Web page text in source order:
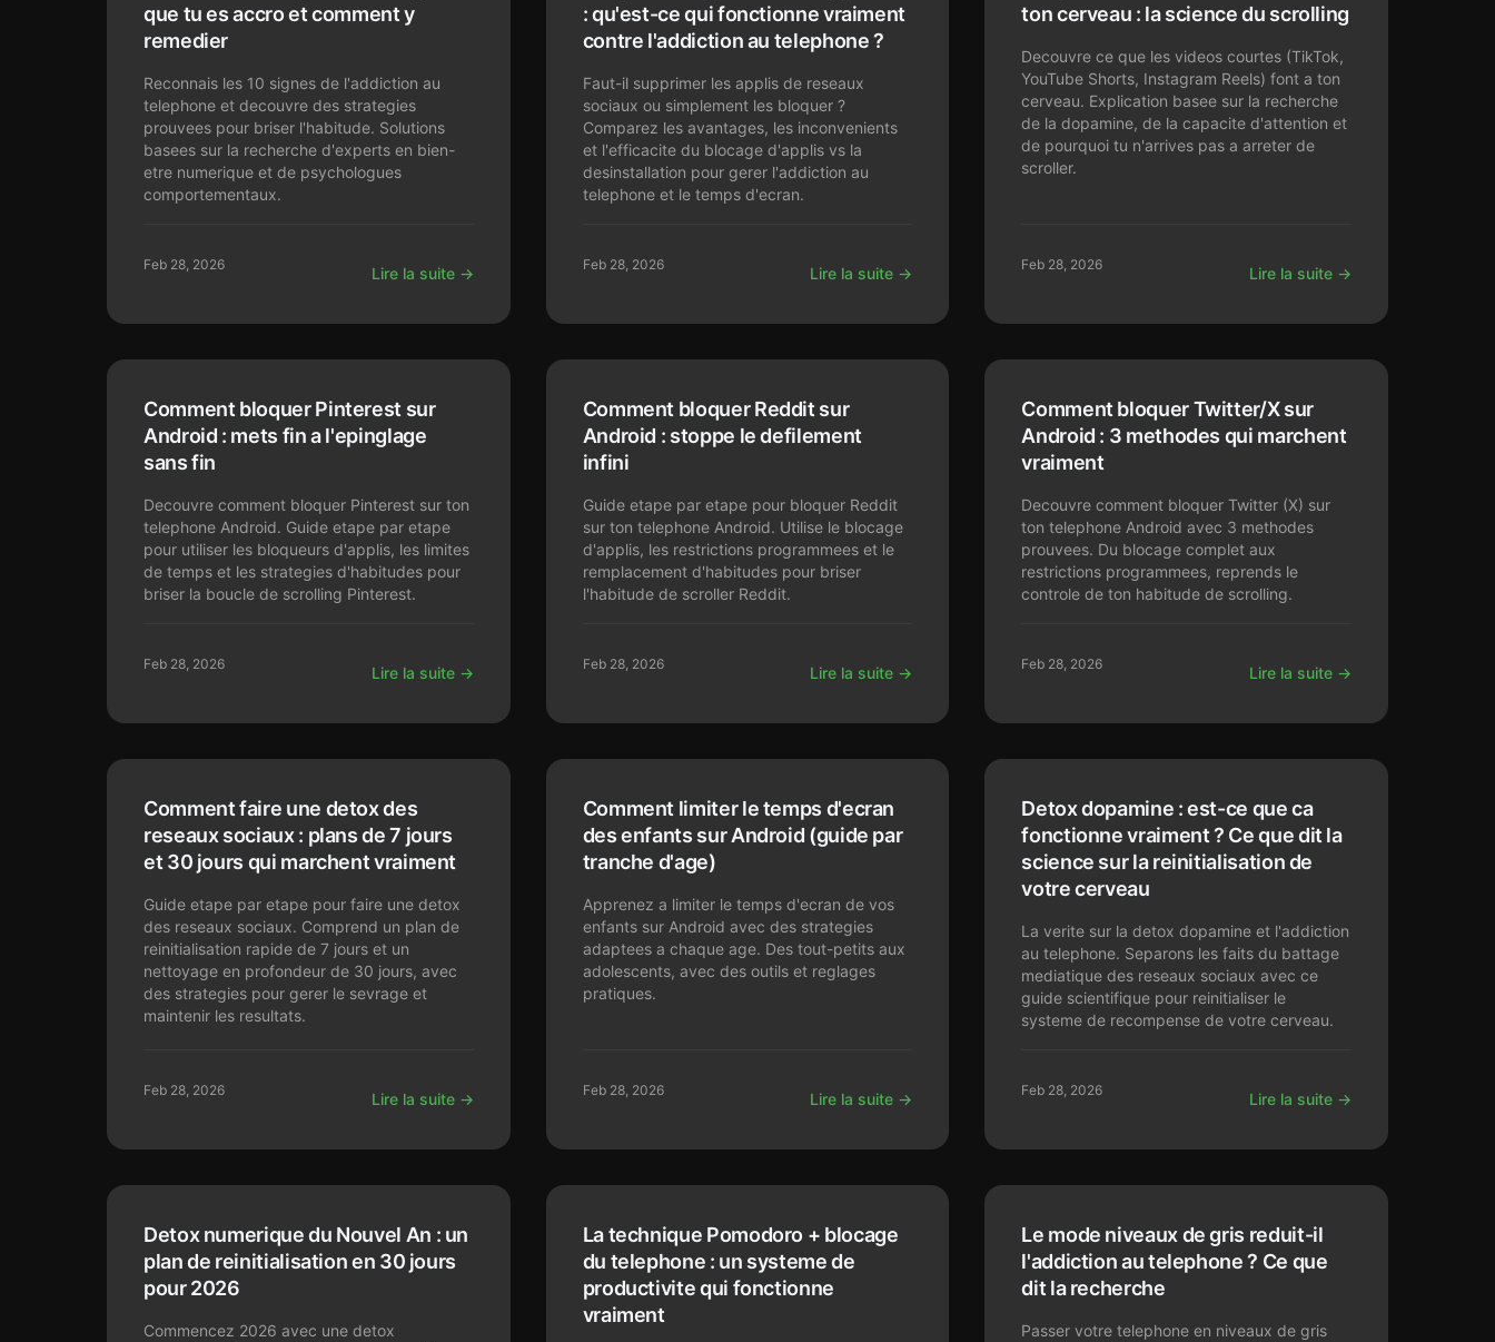
que tu es accro et comment y
remedier
Reconnais les 10 signes de l'addiction au
telephone et decouvre des strategies
prouvees pour briser l'habitude. Solutions
basees sur la recherche d'experts en bien-
etre numerique et de psychologues
comportementaux.
Feb 28, 2026 Lire la suite →
: qu'est-ce qui fonctionne vraiment
contre l'addiction au telephone ?
Faut-il supprimer les applis de reseaux
sociaux ou simplement les bloquer ?
Comparez les avantages, les inconvenients
et l'efficacite du blocage d'applis vs la
desinstallation pour gerer l'addiction au
telephone et le temps d'ecran.
Feb 28, 2026 Lire la suite →
ton cerveau : la science du scrolling
Decouvre ce que les videos courtes (TikTok,
YouTube Shorts, Instagram Reels) font a ton
cerveau. Explication basee sur la recherche
de la dopamine, de la capacite d'attention et
de pourquoi tu n'arrives pas a arreter de
scroller.
Feb 28, 2026 Lire la suite →
Comment bloquer Pinterest sur
Android : mets fin a l'epinglage
sans fin
Decouvre comment bloquer Pinterest sur ton
telephone Android. Guide etape par etape
pour utiliser les bloqueurs d'applis, les limites
de temps et les strategies d'habitudes pour
briser la boucle de scrolling Pinterest.
Feb 28, 2026 Lire la suite →
Comment bloquer Reddit sur
Android : stoppe le defilement
infini
Guide etape par etape pour bloquer Reddit
sur ton telephone Android. Utilise le blocage
d'applis, les restrictions programmees et le
remplacement d'habitudes pour briser
l'habitude de scroller Reddit.
Feb 28, 2026 Lire la suite →
Comment bloquer Twitter/X sur
Android : 3 methodes qui marchent
vraiment
Decouvre comment bloquer Twitter (X) sur
ton telephone Android avec 3 methodes
prouvees. Du blocage complet aux
restrictions programmees, reprends le
controle de ton habitude de scrolling.
Feb 28, 2026 Lire la suite →
Comment faire une detox des
reseaux sociaux : plans de 7 jours
et 30 jours qui marchent vraiment
Guide etape par etape pour faire une detox
des reseaux sociaux. Comprend un plan de
reinitialisation rapide de 7 jours et un
nettoyage en profondeur de 30 jours, avec
des strategies pour gerer le sevrage et
maintenir les resultats.
Feb 28, 2026 Lire la suite →
Comment limiter le temps d'ecran
des enfants sur Android (guide par
tranche d'age)
Apprenez a limiter le temps d'ecran de vos
enfants sur Android avec des strategies
adaptees a chaque age. Des tout-petits aux
adolescents, avec des outils et reglages
pratiques.
Feb 28, 2026 Lire la suite →
Detox dopamine : est-ce que ca
fonctionne vraiment ? Ce que dit la
science sur la reinitialisation de
votre cerveau
La verite sur la detox dopamine et l'addiction
au telephone. Separons les faits du battage
mediatique des reseaux sociaux avec ce
guide scientifique pour reinitialiser le
systeme de recompense de votre cerveau.
Feb 28, 2026 Lire la suite →
Detox numerique du Nouvel An : un
plan de reinitialisation en 30 jours
pour 2026
Commencez 2026 avec une detox
La technique Pomodoro + blocage
du telephone : un systeme de
productivite qui fonctionne
vraiment
Le mode niveaux de gris reduit-il
l'addiction au telephone ? Ce que
dit la recherche
Passer votre telephone en niveaux de gris